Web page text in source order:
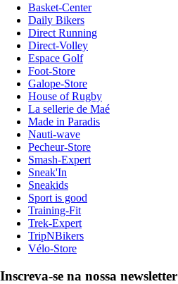
Basket-Center
Daily Bikers
Direct Running
Direct-Volley
Espace Golf
Foot-Store
Galope-Store
House of Rugby
La sellerie de Maé
Made in Paradis
Nauti-wave
Pecheur-Store
Smash-Expert
Sneak'In
Sneakids
Sport is good
Training-Fit
Trek-Expert
TripNBikers
Vélo-Store
Inscreva-se na nossa newsletter